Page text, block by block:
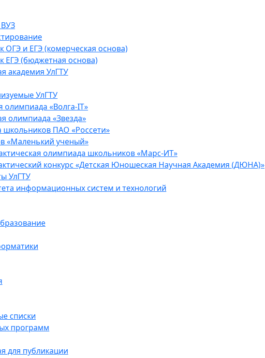
ОГЭ и ЕГЭ (комерческая основа)
ЕГЭ (бюджетная основа)
академия УлГТУ
УлГТУ
«Волга-IT»
олимпиада «Звезда»
школьников ПАО «Россети»
«Маленький ученый»
олимпиада школьников «Марс-ИТ»
конкурс «Детская Юношеская Научная Академия (ДЮНА)»
УлГТУ
информационных систем и технологий
списки
программ
для публикации